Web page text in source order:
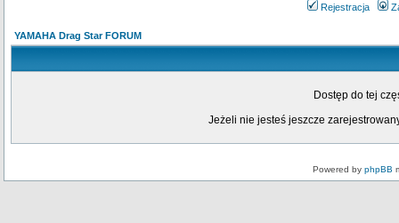
Rejestracja
YAMAHA Drag Star FORUM
Dostęp do tej
Jeżeli nie jesteś jeszcze
Powered by phpBB